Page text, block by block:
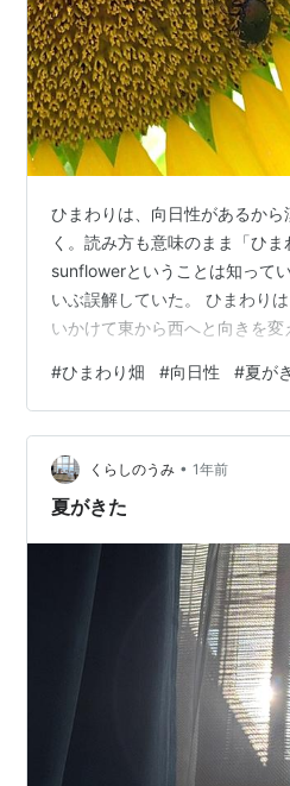
ひまわりは、向日性があるか
く。読み方も意味のまま「ひま
sunflowerということは知って
いぶ誤解していた。 ひまわり
いかけて東から西へと向きを変
向くのかと思っていた）その理
が東を向く理由とは、東を向
温められるから、多くの虫が
るということらしい。 理屈は
花がどっちを向いているか確か
#ひまわり畑 #向日性 #夏が
くらしのうみ • 1年前
夏がきた